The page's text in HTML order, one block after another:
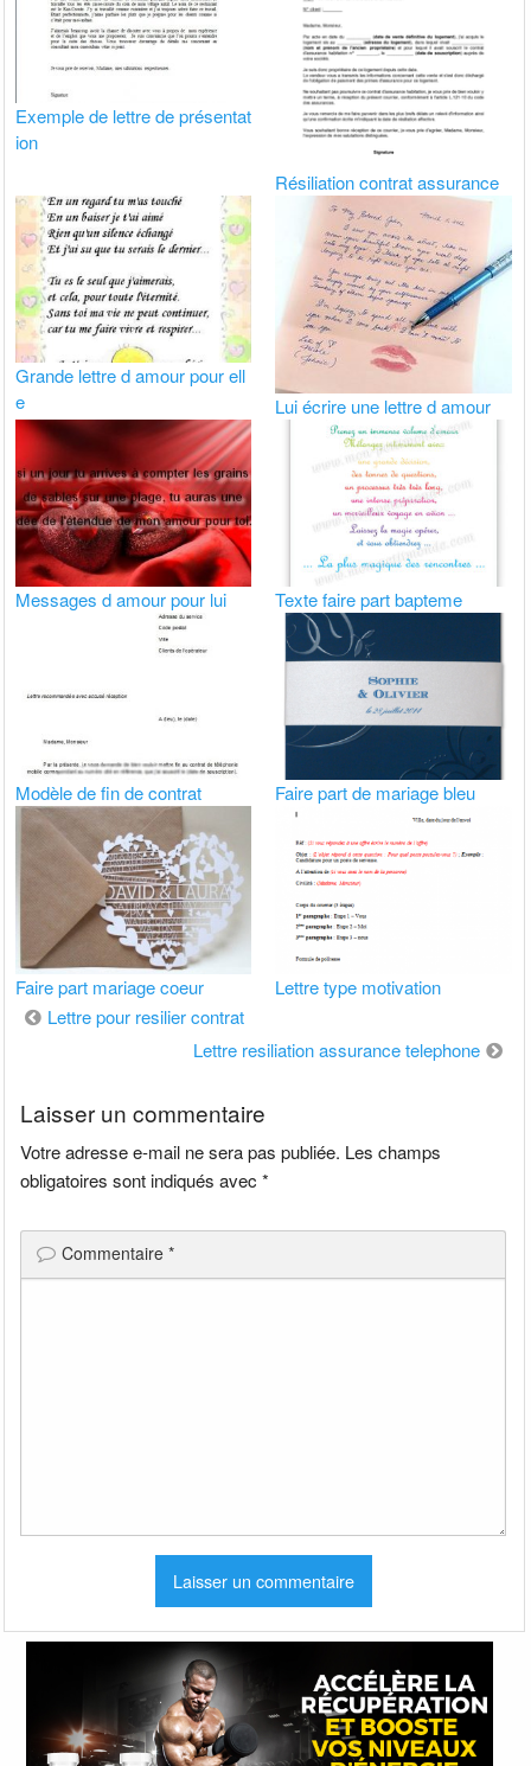
Exemple de lettre de présentat
ion
Résiliation contrat assurance
Grande lettre d amour pour ell
e
Lui écrire une lettre d amour
Messages d amour pour lui Texte faire part bapteme
Modèle de fin de contrat Faire part de mariage bleu
Faire part mariage coeur Lettre type motivation
Navigation
Lettre pour resilier contrat
Lettre resiliation assurance telephone
Laisser un commentaire
Votre adresse e-mail ne sera pas publiée. Les champs
obligatoires sont indiqués avec*
Commentaire*